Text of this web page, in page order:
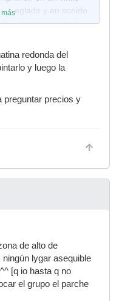
y en sonido
mi compi ningun
más
redonda del
y luego la
preguntar precios y
de alto de
lygar asequible
[q io hasta q no
el grupo el parche